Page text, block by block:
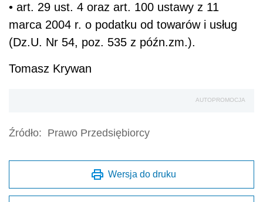
• art. 29 ust. 4 oraz art. 100 ustawy z 11
marca 2004 r. o podatku od towarów i usług
(Dz.U. Nr 54, poz. 535 z późn.zm.).
Tomasz Krywan
AUTOPROMOCJA
Źródło: Prawo Przedsiębiorcy
Wersja do druku